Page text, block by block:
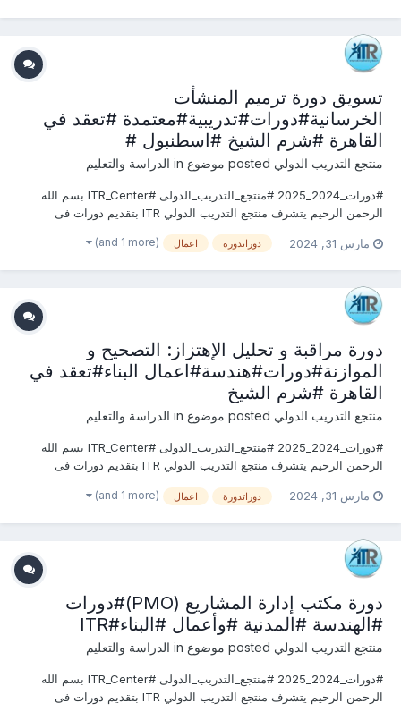
تسويق دورة ترميم المنشأت
الخرسانية#دورات#تدريبية#معتمدة #تعقد في
القاهرة #شرم الشيخ #اسطنبول #
منتجع التدريب الدولي الدراسة والتعليم
#دورات_2024_2025 #منتجع_التدريب_الدولى #ITR_Center بسم الله
الرحمن الرحيم يتشرف منتجع التدريب الدولي ITR بتقديم دورات فى
2025 يمكنكم التسجيل او الاستفسارعلى الدورة الان ............................مارس 31, 2024 دوراتدورة اعمال (and 1 more)
دورة مراقبة و تحليل الإهتزاز: التصحيح و
الموازنة#دورات#هندسة#اعمال البناء#تعقد في
القاهرة #شرم الشيخ
منتجع التدريب الدولي الدراسة والتعليم
#دورات_2024_2025 #منتجع_التدريب_الدولى #ITR_Center بسم الله
الرحمن الرحيم يتشرف منتجع التدريب الدولي ITR بتقديم دورات فى
2025 يمكنكم التسجيل او الاستفسارعلى الدورة الان ............................مارس 31, 2024 دوراتدورة اعمال (and 1 more)
دورة مكتب إدارة المشاريع (PMO)#دورات
#الهندسة #المدنية #وأعمال #البناء#ITR
منتجع التدريب الدولي الدراسة والتعليم
#دورات_2024_2025 #منتجع_التدريب_الدولى #ITR_Center بسم الله
الرحمن الرحيم يتشرف منتجع التدريب الدولي ITR بتقديم دورات فى